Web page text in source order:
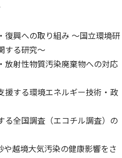
復興への取り組み ～国立環境研
する研究～
放射性物質汚染廃棄物への対応
援する環境エネルギー技術・政
る全国調査（エコチル調査）の
越境大気汚染の健康影響をさ